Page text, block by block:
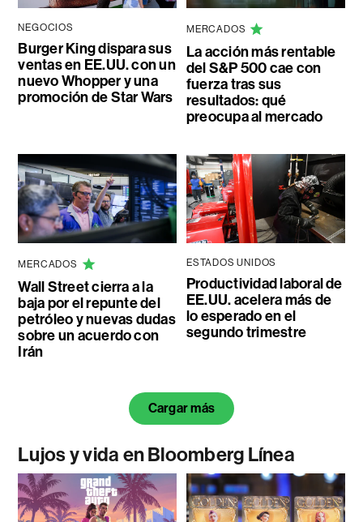
NEGOCIOS
Burger King dispara sus
ventas en EE.UU. con un
nuevo Whopper y una
promoción de Star Wars
MERCADOS
La acción más rentable
del S&P 500 cae con
fuerza tras sus
resultados: qué
preocupa al mercado
MERCADOS
Wall Street cierra a la
baja por el repunte del
petróleo y nuevas dudas
sobre un acuerdo con
Irán
ESTADOS UNIDOS
Productividad laboral de
EE.UU. acelera más de
lo esperado en el
segundo trimestre
Cargar más
Lujos y vida en Bloomberg Línea